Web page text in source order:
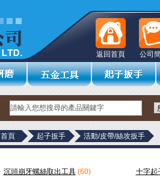
公司
返回首頁
首頁 起子扳手 活動/皮帶/絲攻扳手
沉頭崩牙螺絲取出工具 (60) 十字起